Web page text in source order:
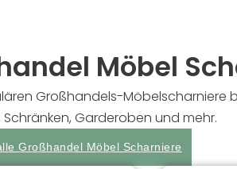
Möbel
Großhandels-
Garderoben und mehr.
Großhandel Möbel Scharniere